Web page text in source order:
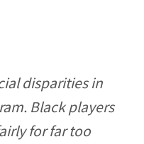
disparities in
Black players
for far too